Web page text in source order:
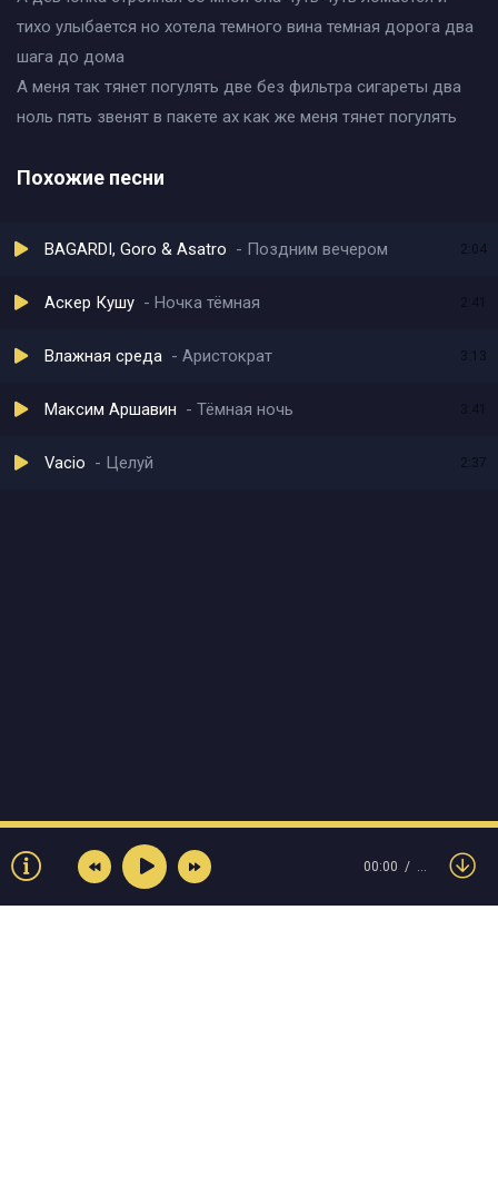
тихо улыбается но хотела темного вина темная дорога два
шага до дома
А меня так тянет погулять две без фильтра сигареты два
ноль пять звенят в пакете ах как же меня тянет погулять
Похожие песни
BAGARDI, Goro & Asatro Поздним вечером 2:04
Аскер Кушу Ночка тёмная
Влажная среда Аристократ 3:13
Максим Аршавин Тёмная ночь
Vacio Целуй 2:37
00:00 …